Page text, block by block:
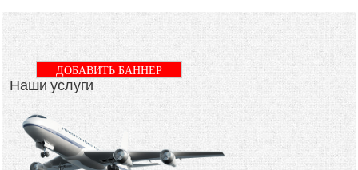
Наши услуги
ДОБАВИТЬ БАННЕР